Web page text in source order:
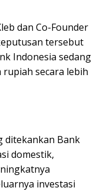
dan Co-Founder
tersebut
Indonesia sedang
secara lebih
ditekankan Bank
domestik,
investasi